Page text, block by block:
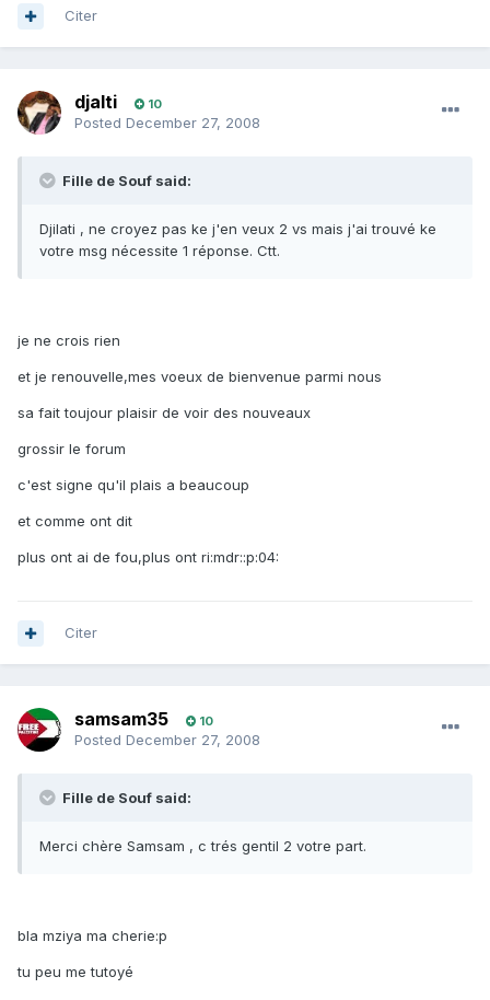
Citer
djalti 10
Posted December 27, 2008
Fille de Souf said:
Djilati , ne croyez pas ke j'en veux 2 vs mais j'ai trouvé ke
votre msg nécessite 1 réponse. Ctt.
je ne crois rien
et je renouvelle,mes voeux de bienvenue parmi nous
sa fait toujour plaisir de voir des nouveaux
grossir le forum
c'est signe qu'il plais a beaucoup
et comme ont dit
plus ont ai de fou,plus ont ri:mdr::p:04:
Citer
samsam35 10
Posted December 27, 2008
Fille de Souf said:
Merci chère Samsam , c trés gentil 2 votre part.
bla mziya ma cherie:p
tu peu me tutoyé